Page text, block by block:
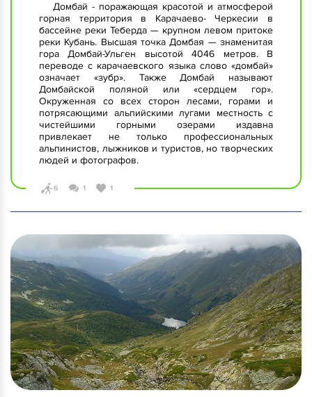
Домбай - поражающая красотой и атмосферой
горная территория в Карачаево- Черкесии в
бассейне реки Теберда — крупном левом притоке
реки Кубань. Высшая точка Домбая — знаменитая
гора Домбай-Ульген высотой 4046 метров. В
переводе с карачаевского языка слово «домбай»
означает «зубр». Также Домбай называют
Домбайской поляной или «сердцем гор».
Окруженная со всех сторон лесами, горами и
потрясающими альпийскими лугами местность с
чистейшими горными озерами издавна
привлекает не только профессиональных
альпинистов, лыжников и туристов, но творческих
людей и фотографов.
6 1 1